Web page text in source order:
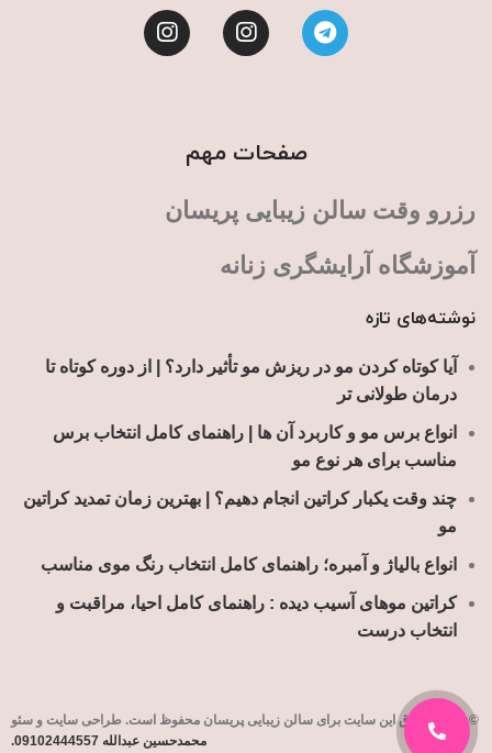
صفحات مهم
رزرو وقت سالن زیبایی پریسان
آموزشگاه آرایشگری زنانه
نوشته‌های تازه
آیا کوتاه کردن مو در ریزش مو تأثیر دارد؟ | از دوره کوتاه تا
درمان طولانی تر
انواع برس مو و کاربرد آن ها | راهنمای کامل انتخاب برس
مناسب برای هر نوع مو
چند وقت یکبار کراتین انجام دهیم؟ | بهترین زمان تمدید کراتین
مو
انواع بالیاژ و آمبره؛ راهنمای کامل انتخاب رنگ موی مناسب
کراتین موهای آسیب دیده : راهنمای کامل احیا، مراقبت و
انتخاب درست
© تمامی حقوق این سایت برای سالن زیبایی پریسان محفوظ است. طراحی سایت و سئو
محمدحسین عبدالله 09102444557.